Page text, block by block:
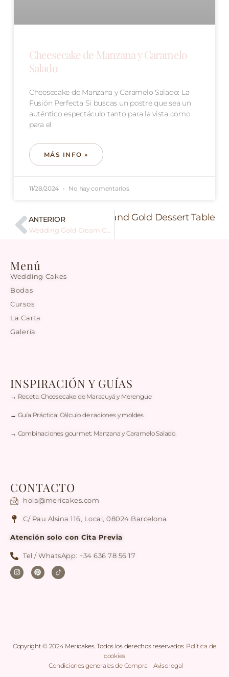
Cheesecake de Manzana y Caramelo
Salado
Cheesecake de Manzana y Caramelo Salado: La
Fusión Perfecta Si buscas un postre que sea un
auténtico espectáculo tanto para la vista como
para el
MÁS INFO »
11/28/2024 No hay comentarios
ANTERIOR
Wedding Gold Cream Cake
Siguiente Marble and Gold Dessert Table
Menú
Wedding Cakes
Bodas
Cursos
La Carta
Galería
INSPIRACIÓN Y GUÍAS
→ Receta: Cheesecake de Maracuyá y Merengue
→ Guía Práctica: Cálculo de raciones y moldes
→ Combinaciones gourmet: Manzana y Caramelo Salado.
CONTACTO
hola@mericakes.com
C/ Pau Alsina 116, Local, 08024 Barcelona.
Atención solo con Cita Previa
Tel / WhatsApp: +34 636 78 56 17
Copyright © 2024 Mericakes. Todos los derechos reservados. Política de
cookies
|Condiciones generales de Compra Aviso legal